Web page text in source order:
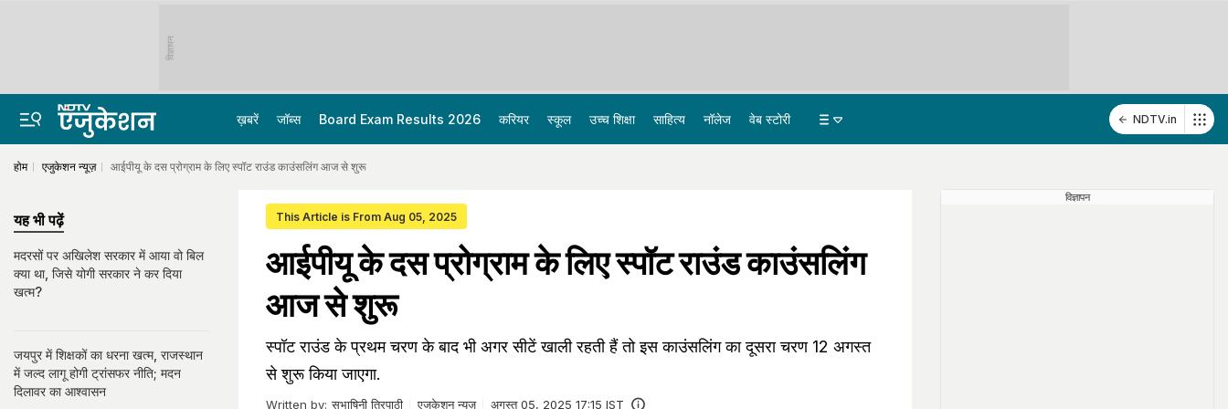
विज्ञापन
ख़बरें जॉब्स Board Exam Results 2026 करियर स्कूल उच्च शिक्षा साहित्य नॉलेज वेब स्टोरी NDTV.in
होम एजुकेशन न्यूज़ आईपीयू के दस प्रोग्राम के लिए स्पॉट राउंड काउंसलिंग आज से शुरू
This Article is From Aug 05, 2025
आईपीयू के दस प्रोग्राम के लिए स्पॉट राउंड काउंसलिंग
आज से शुरू
स्पॉट राउंड के प्रथम चरण के बाद भी अगर सीटें खाली रहती हैं तो इस काउंसलिंग का दूसरा चरण 12 अगस्त
से शुरू किया जाएगा.
Written by: सुभाषिनी त्रिपाठी एजुकेशन न्यूज़ अगस्त 05, 2025 17:15 IST
यह भी पढ़ें
मदरसों पर अखिलेश सरकार में आया वो बिल
क्या था, जिसे योगी सरकार ने कर दिया
खत्म?
जयपुर में शिक्षकों का धरना खत्म, राजस्थान
में जल्द लागू होगी ट्रांसफर नीति; मदन
दिलावर का आश्वासन
विज्ञापन